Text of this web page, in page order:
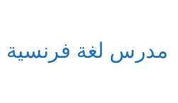
مدرس لغة فرنسية